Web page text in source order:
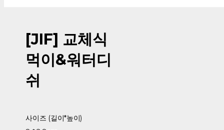
[JIF] 교체식
먹이&워터디
쉬
사이즈 (길이*높이)